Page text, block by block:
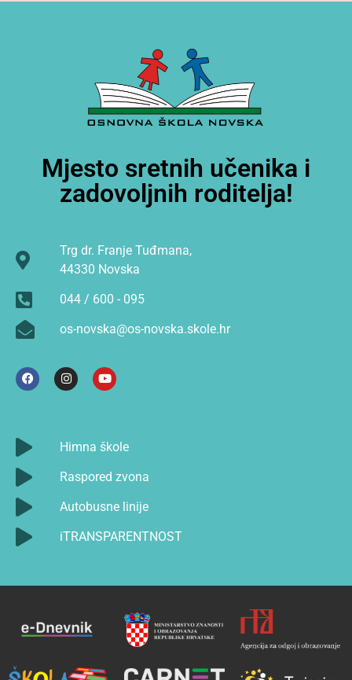
Mjesto sretnih učenika i
zadovoljnih roditelja!
Trg dr. Franje Tuđmana,
44330 Novska
044 / 600 - 095
os-novska@os-novska.skole.hr
Himna škole
Raspored zvona
Autobusne linije
iTRANSPARENTNOST